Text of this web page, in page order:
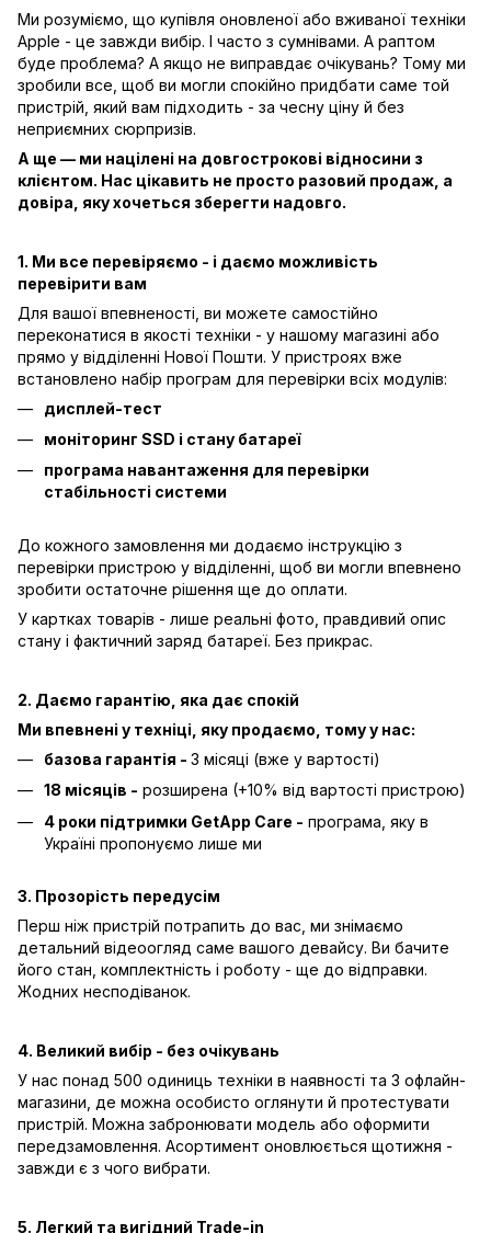
Ми розуміємо, що купівля оновленої або вживаної техніки
Apple - це завжди вибір. І часто з сумнівами. А раптом
буде проблема? А якщо не виправдає очікувань? Тому ми
зробили все, щоб ви могли спокійно придбати саме той
пристрій, який вам підходить - за чесну ціну й без
неприємних сюрпризів.
А ще — ми націлені на довгострокові відносини з
клієнтом. Нас цікавить не просто разовий продаж, а
довіра, яку хочеться зберегти надовго.
1. Ми все перевіряємо - і даємо можливість
перевірити вам
Для вашої впевненості, ви можете самостійно
переконатися в якості техніки - у нашому магазині або
прямо у відділенні Нової Пошти. У пристроях вже
встановлено набір програм для перевірки всіх модулів:
дисплей-тест
моніторинг SSD і стану батареї
програма навантаження для перевірки
стабільності системи
До кожного замовлення ми додаємо інструкцію з
перевірки пристрою у відділенні, щоб ви могли впевнено
зробити остаточне рішення ще до оплати.
У картках товарів - лише реальні фото, правдивий опис
стану і фактичний заряд батареї. Без прикрас.
2. Даємо гарантію, яка дає спокій
Ми впевнені у техніці, яку продаємо, тому у нас:
базова гарантія - 3 місяці (вже у вартості)
18 місяців - розширена (+10% від вартості пристрою)
4 роки підтримки GetApp Care - програма, яку в
Україні пропонуємо лише ми
3. Прозорість передусім
Перш ніж пристрій потрапить до вас, ми знімаємо
детальний відеоогляд саме вашого девайсу. Ви бачите
його стан, комплектність і роботу - ще до відправки.
Жодних несподіванок.
4. Великий вибір - без очікувань
У нас понад 500 одиниць техніки в наявності та 3 офлайн-
магазини, де можна особисто оглянути й протестувати
пристрій. Можна забронювати модель або оформити
передзамовлення. Асортимент оновлюється щотижня -
завжди є з чого вибрати.
5. Легкий та вигідний Trade-in